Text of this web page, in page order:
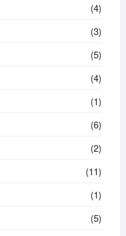
(4)
(3)
(5)
(4)
(1)
(6)
(2)
(11)
(1)
(5)